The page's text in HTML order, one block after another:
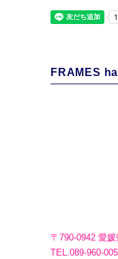
FRAMES
〒790-0942 愛
TEL.089-960-